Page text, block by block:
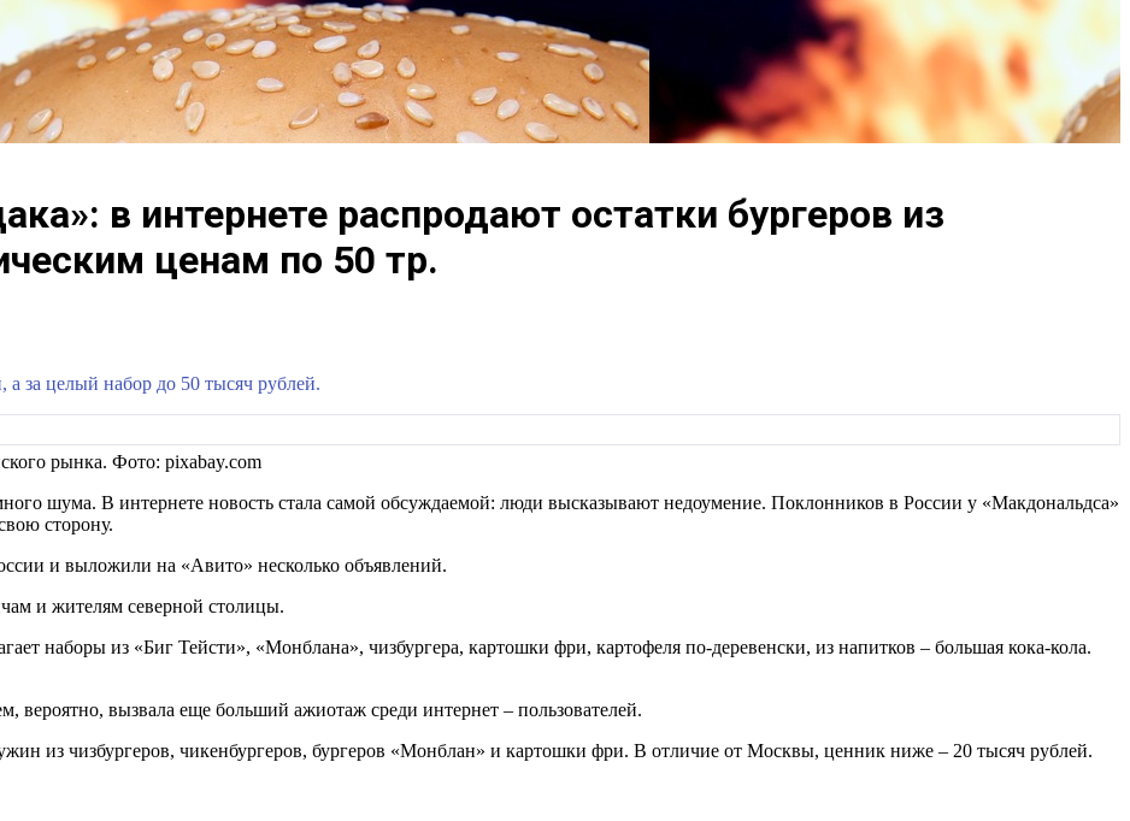
в интернете распродают остатки бургеров из
ценам по 50 тр.
а за целый набор до 50 тысяч рублей.
рынка. Фото: pixabay.com
шума. В интернете новость стала самой обсуждаемой: люди высказывают недоумение. Поклонников в России у «Макдональдса»
сторону.
и выложили на «Авито» несколько объявлений.
и жителям северной столицы.
наборы из «Биг Тейсти», «Монблана», чизбургера, картошки фри, картофеля по-деревенски, из напитков – большая кока-кола.
вызвала еще больший ажиотаж среди интернет – пользователей.
из чизбургеров, чикенбургеров, бургеров «Монблан» и картошки фри. В отличие от Москвы, ценник ниже – 20 тысяч рублей.